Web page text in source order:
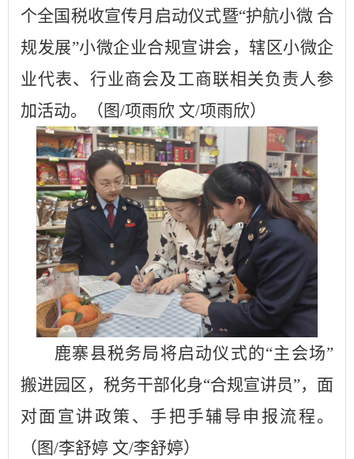
个全国税收宣传月启动仪式暨“护航小微 合
规发展”小微企业合规宣讲会，辖区小微企
业代表、行业商会及工商联相关负责人参
加活动。
（图/项雨欣 文/项雨欣）
鹿寨县税务局将启动仪式的“主会场”
搬进园区， 税务干部化身“合规宣讲员”，面
对面宣讲政策 、手把手辅导 申报流程。
（图/李舒婷 文/李舒婷）